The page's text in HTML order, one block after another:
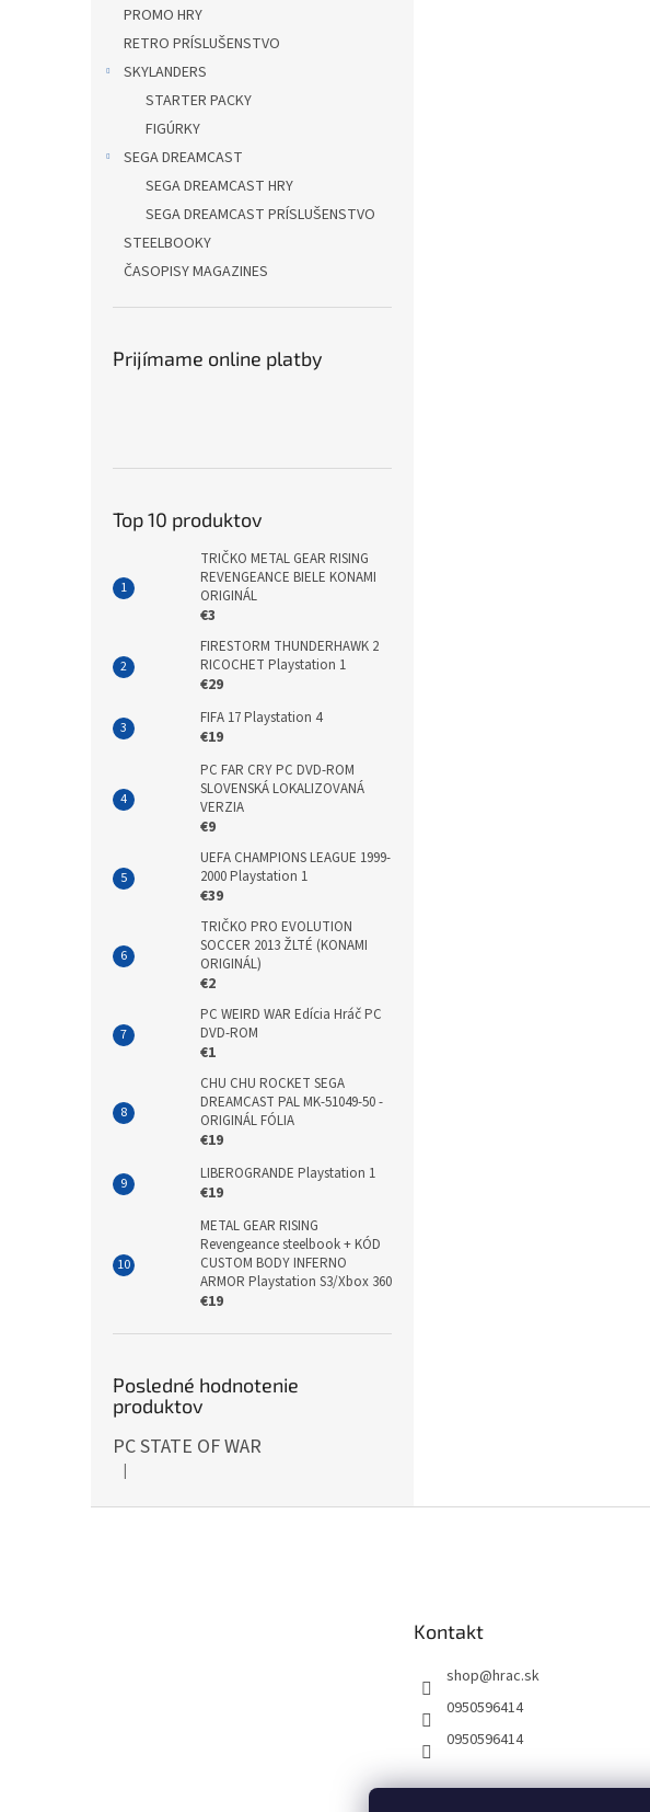
PROMO HRY
RETRO PRÍSLUŠENSTVO
SKYLANDERS
STARTER PACKY
FIGÚRKY
SEGA DREAMCAST
SEGA DREAMCAST HRY
SEGA DREAMCAST PRÍSLUŠENSTVO
STEELBOOKY
ČASOPISY MAGAZINES
Prijímame online platby
Top 10 produktov
TRIČKO METAL GEAR RISING
REVENGEANCE BIELE KONAMI
ORIGINÁL
€3
FIRESTORM THUNDERHAWK 2
RICOCHET Playstation 1
€29
FIFA 17 Playstation 4
€19
PC FAR CRY PC DVD-ROM
SLOVENSKÁ LOKALIZOVANÁ
VERZIA
€9
UEFA CHAMPIONS LEAGUE 1999-
2000 Playstation 1
€39
TRIČKO PRO EVOLUTION
SOCCER 2013 ŽLTÉ (KONAMI
ORIGINÁL)
€2
PC WEIRD WAR Edícia Hráč PC
DVD-ROM
€1
CHU CHU ROCKET SEGA
DREAMCAST PAL MK-51049-50 -
ORIGINÁL FÓLIA
€19
LIBEROGRANDE Playstation 1
€19
METAL GEAR RISING
Revengeance steelbook + KÓD
CUSTOM BODY INFERNO
ARMOR Playstation S3/Xbox 360
€19
Posledné hodnotenie
produktov
PC STATE OF WAR
Hodnotenie produktu je 5 z 5 hviezdičiek.
|
Kontakt
shop@hrac.sk
0950596414
0950596414